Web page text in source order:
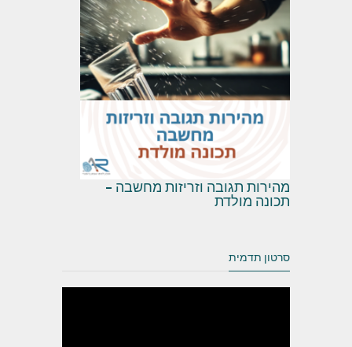
מהירות תגובה וזריזות מחשבה –
תכונה מולדת
סרטון תדמית